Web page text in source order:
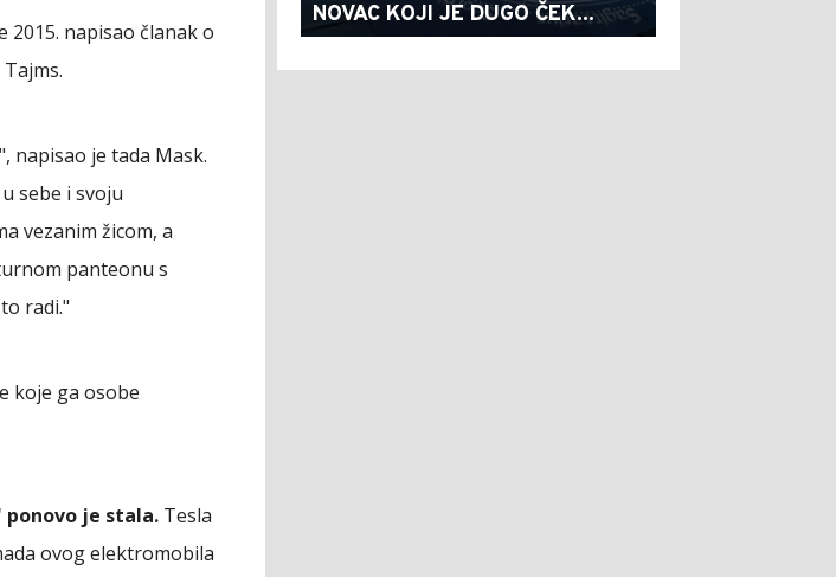
2015. napisao članak o
napisao je tada Mask.
sebe i svoju
vezanim žicom, a
panteonu s
radi."
koje ga osobe
je stala. Tesla
ovog elektromobila
NOVAC KOJI JE DUGO ČEK...